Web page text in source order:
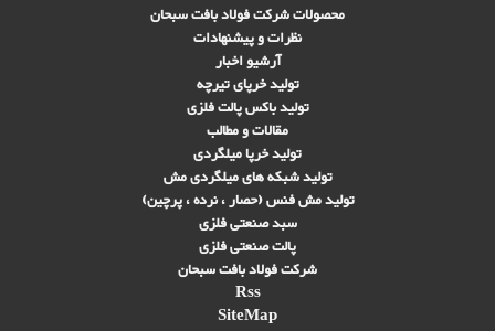
محصولات شرکت فولاد بافت سبحان
نظرات و پیشنهادات
آرشیو اخبار
تولید خرپای تیرچه
تولید باکس پالت فلزی
مقالات و مطالب
تولید خرپا میلگردی
تولید شبکه های ميلگردی مش
تولید مش فنس (حصار ، نرده ، پرچین)
سبد صنعتی فلزی
پالت صنعتی فلزی
شرکت فولاد بافت سبحان
Rss
SiteMap